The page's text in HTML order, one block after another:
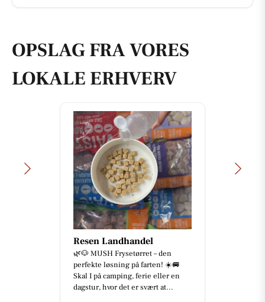
OPSLAG FRA VORES
LOKALE ERHVERV
Resen Landhandel
🌿🐶 MUSH Frysetørret – den
perfekte løsning på farten! ☀️🚐
Skal I på camping, ferie eller en
dagstur, hvor det er svært at...